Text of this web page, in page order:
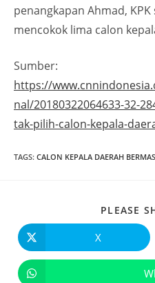
penangkapan Ahmad,
mencokok lima calon
Sumber:
https://
nal/20180322064633-32-
tak-pilih-calon-kepala-
TAGS: CALON KEPALA DAERAH
PLEASE
X